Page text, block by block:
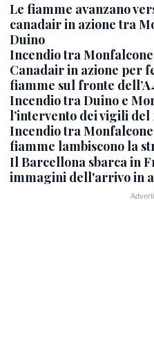
Le fiamme avanzano
canadair in azione tra
Duino
Incendio tra
Canadair in azione per
fiamme sul fronte
Incendio tra Duino e
l’intervento dei vigili del
Incendio tra
fiamme lambiscono la
Il Barcellona sbarca in
immagini dell'arrivo in